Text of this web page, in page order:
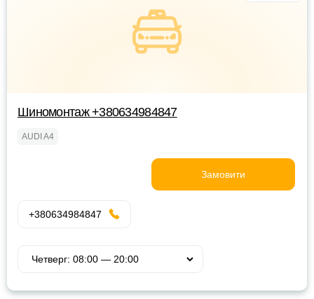
Шиномонтаж +380634984847
AUDI A4
Замовити
+380634984847